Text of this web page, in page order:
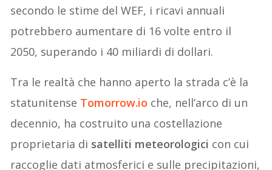
secondo le stime del WEF, i ricavi annuali
potrebbero aumentare di 16 volte entro il
2050, superando i 40 miliardi di dollari.
Tra le realtà che hanno aperto la strada c’è la
statunitense Tomorrow.io che, nell’arco di un
decennio, ha costruito una costellazione
proprietaria di satelliti meteorologici con cui
raccoglie dati atmosferici e sulle precipitazioni,